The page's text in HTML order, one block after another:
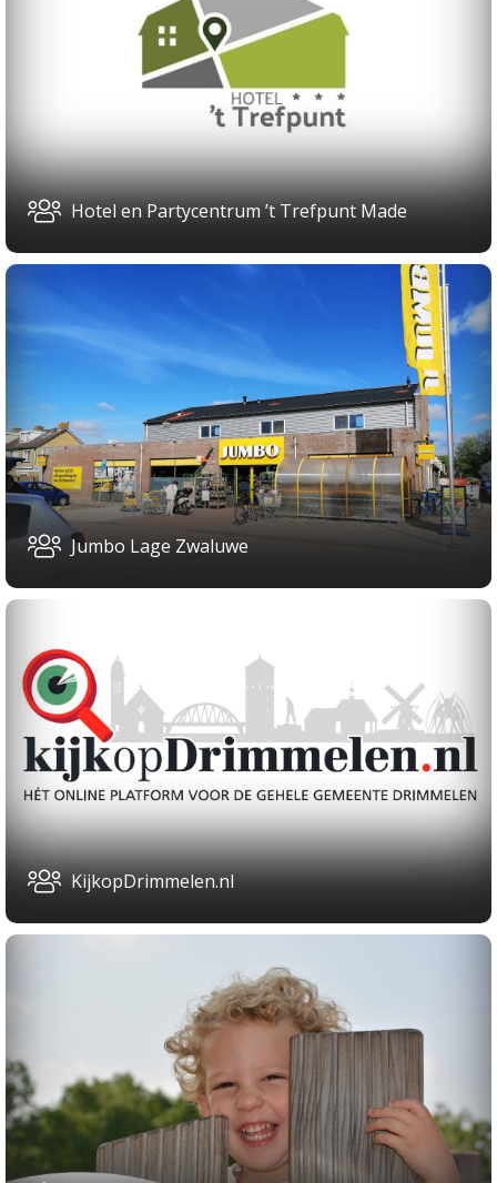
Hotel en Partycentrum ’t Trefpunt Made
Jumbo Lage Zwaluwe
KijkopDrimmelen.nl